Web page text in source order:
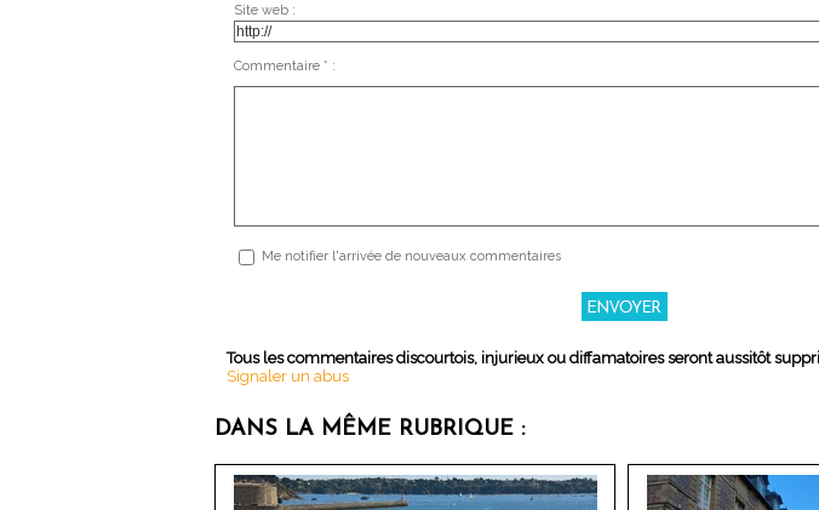
Site web :
Commentaire * :
Me notifier l'arrivée de nouveaux commentaires
Tous les commentaires discourtois, injurieux ou diffamatoires seront aussitôt
Signaler un abus
DANS LA MÊME RUBRIQUE :